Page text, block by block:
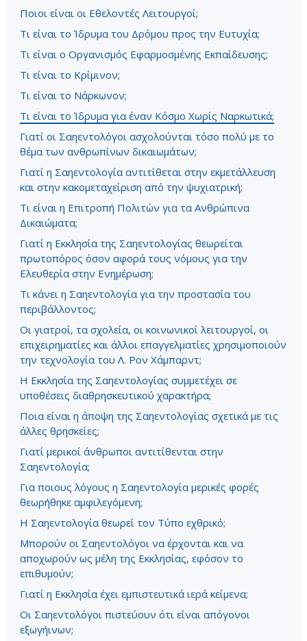
Ποιοι είναι οι Εθελοντές Λειτουργοί;
Τι είναι το Ίδρυμα του Δρόμου προς την Ευτυχία;
Τι είναι ο Οργανισμός Εφαρμοσμένης Εκπαίδευσης;
Τι είναι το Κρίμινον;
Τι είναι το Νάρκωνον;
Τι είναι το Ίδρυμα για έναν Κόσμο Χωρίς Ναρκωτικά;
Γιατί οι Σαηεντολόγοι ασχολούνται τόσο πολύ με το
θέμα των ανθρωπίνων δικαιωμάτων;
Γιατί η Σαηεντολογία αντιτίθεται στην εκμετάλλευση
και στην κακομεταχείριση από την ψυχιατρική;
Τι είναι η Επιτροπή Πολιτών για τα Ανθρώπινα
Δικαιώματα;
Γιατί η Εκκλησία της Σαηεντολογίας θεωρείται
πρωτοπόρος όσον αφορά τους νόμους για την
Ελευθερία στην Ενημέρωση;
Τι κάνει η Σαηεντολογία για την προστασία του
περιβάλλοντος;
Οι γιατροί, τα σχολεία, οι κοινωνικοί λειτουργοί, οι
επιχειρηματίες και άλλοι επαγγελματίες χρησιμοποιούν
την τεχνολογία του Λ. Ρον Χάμπαρντ;
Η Εκκλησία της Σαηεντολογίας συμμετέχει σε
υποθέσεις διαθρησκευτικού χαρακτήρα;
Ποια είναι η άποψη της Σαηεντολογίας σχετικά με τις
άλλες θρησκείες;
Γιατί μερικοί άνθρωποι αντιτίθενται στην
Σαηεντολογία;
Για ποιους λόγους η Σαηεντολογία μερικές φορές
θεωρήθηκε αμφιλεγόμενη;
Η Σαηεντολογία θεωρεί τον Τύπο εχθρικό;
Μπορούν οι Σαηεντολόγοι να έρχονται και να
αποχωρούν ως μέλη της Εκκλησίας, εφόσον το
επιθυμούν;
Γιατί η Εκκλησία έχει εμπιστευτικά ιερά κείμενα;
Οι Σαηεντολόγοι πιστεύουν ότι είναι απόγονοι
εξωγήινων;